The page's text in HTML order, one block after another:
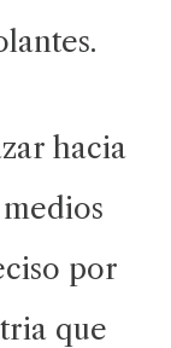
hacia
por
que